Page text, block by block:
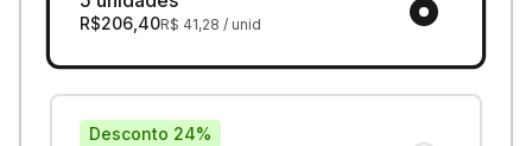
R$206,40R$ 41,28 / unid
Desconto 24%